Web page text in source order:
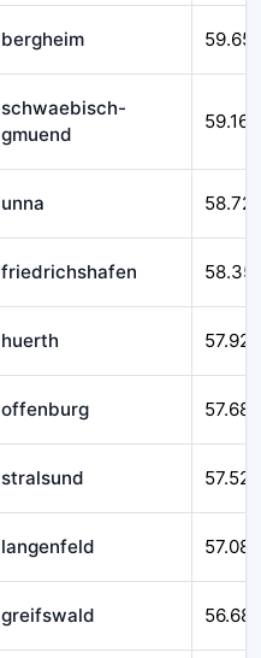
bergheim
schwaebisch-
gmuend
59.166
unna
friedrichshafen
huerth 57.925
offenburg 57.687
stralsund 57.525
langenfeld 57.083
greifswald 56.685